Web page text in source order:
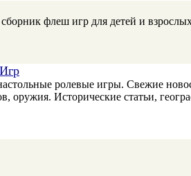
флеш игр для детей и
ролевые игры. Свежие
оружия. Исторические статьи,